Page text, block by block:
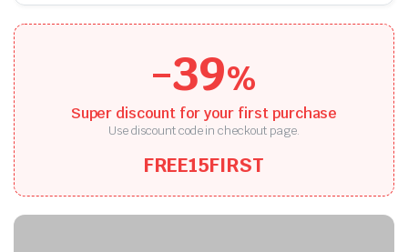
-39%
Super discount for your first purchase
Use discount code in checkout page.
FREE15FIRST